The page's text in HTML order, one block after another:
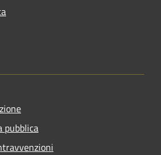
pubblica